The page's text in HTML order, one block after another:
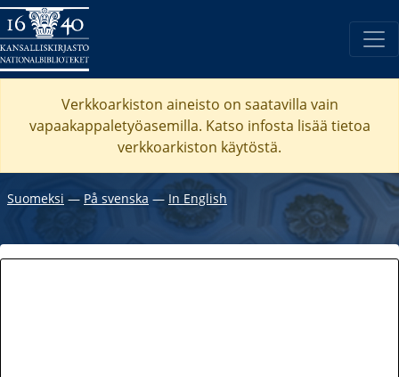
Verkkoarkiston aineisto on saatavilla vain
vapaakappaletyöasemilla. Katso infosta lisää tietoa
verkkoarkiston käytöstä.
Suomeksi ―På svenska ― In English